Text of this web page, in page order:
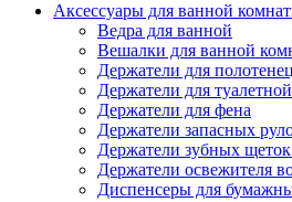
Аксессуары для ванной
Ведра для ванной
Вешалки для ванной
Держатели для полотенец
Держатели для
Держатели для фена
Держатели запасных
Держатели зубных
Держатели освежителя
Диспенсеры для